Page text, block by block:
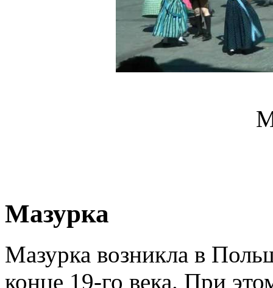
Мазурка
Мазурка возникла в
конце 19-го века. При